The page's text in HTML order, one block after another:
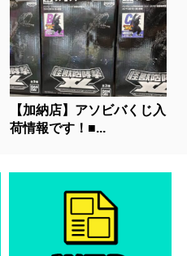
【加納店】アソビバくじ入
荷情報です！■...